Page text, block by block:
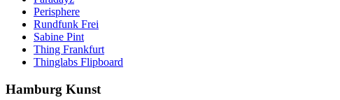
Perisphere
Rundfunk Frei
Sabine Pint
Thing Frankfurt
Thinglabs Flipboard
Hamburg Kunst